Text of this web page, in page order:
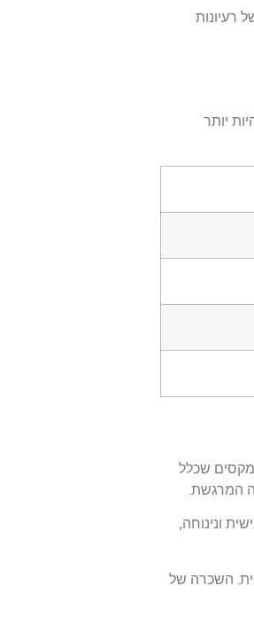
רעיונות
יותר
שכלל
המרגשת.
ונינוחה,
השכרה של